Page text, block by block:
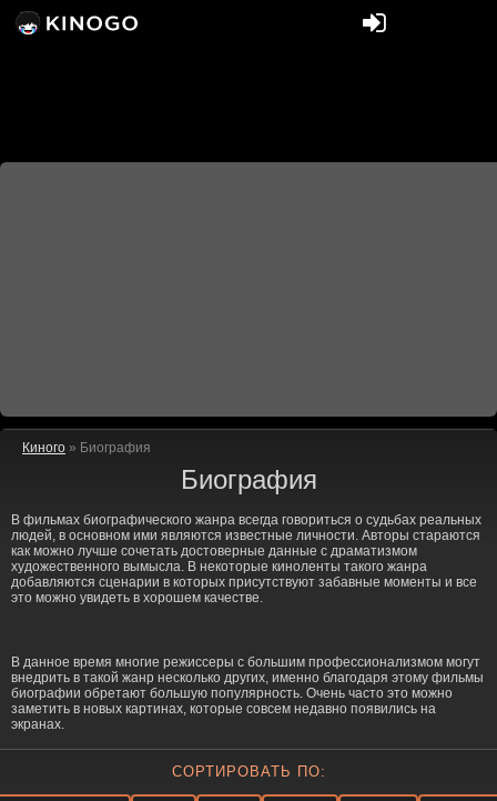
Киного » Биография
Биография
В фильмах биографического жанра всегда говориться о судьбах реальных
людей, в основном ими являются известные личности. Авторы стараются
как можно лучше сочетать достоверные данные с драматизмом
художественного вымысла. В некоторые киноленты такого жанра
добавляются сценарии в которых присутствуют забавные моменты и все
это можно увидеть в хорошем качестве.
В данное время многие режиссеры с большим профессионализмом могут
внедрить в такой жанр несколько других, именно благодаря этому фильмы
биографии обретают большую популярность. Очень часто это можно
заметить в новых картинах, которые совсем недавно появились на
экранах.
СОРТИРОВАТЬ ПО: